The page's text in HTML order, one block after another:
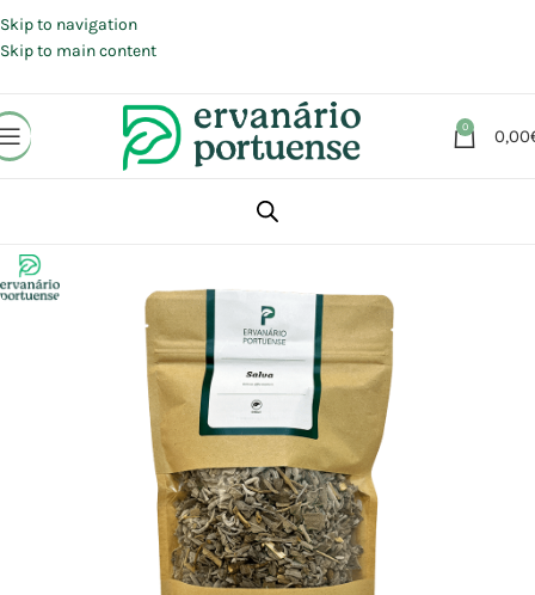
Skip to navigation
Skip to main content
0 0,00